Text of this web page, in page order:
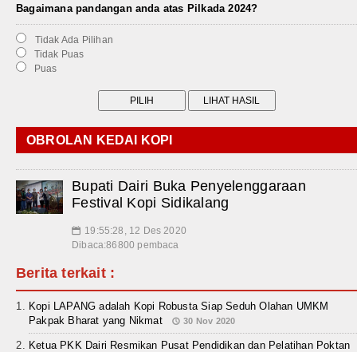
Bagaimana pandangan anda atas Pilkada 2024?
Tidak Ada Pilihan
Tidak Puas
Puas
OBROLAN KEDAI KOPI
Bupati Dairi Buka Penyelenggaraan
Festival Kopi Sidikalang
📅 19:55:28, 12 Des 2020
Dibaca:86800 pembaca
Berita terkait :
Kopi LAPANG adalah Kopi Robusta Siap Seduh Olahan UMKM
Pakpak Bharat yang Nikmat
30 Nov 2020
Ketua PKK Dairi Resmikan Pusat Pendidikan dan Pelatihan Poktan